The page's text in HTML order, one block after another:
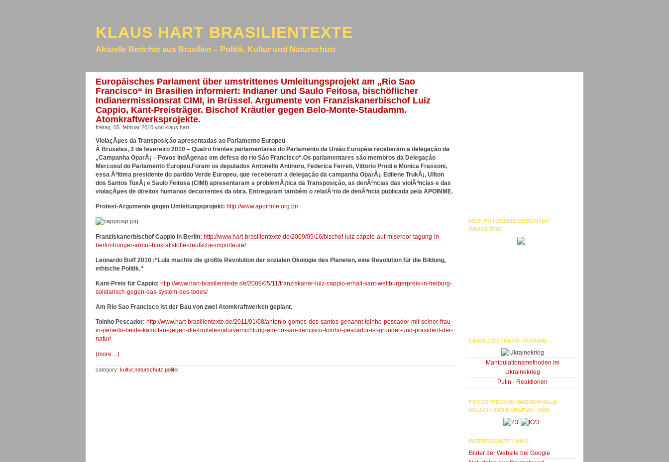
KLAUS HART BRASILIENTEXTE
Aktuelle Berichte aus Brasilien – Politik, Kultur und Naturschutz
Europäisches Parlament über umstrittenes Umleitungsprojekt am „Rio Sao
Francisco“ in Brasilien informiert: Indianer und Saulo Feitosa, bischöflicher
Indianermissionsrat CIMI, in Brüssel. Argumente von Franziskanerbischof Luiz
Cappio, Kant-Preisträger. Bischof Kräutler gegen Belo-Monte-Staudamm.
Atomkraftwerksprojekte.
freitag, 05. februar 2010 von klaus hart
ViolaçÃµes da Transposiçáo apresentadas ao Parlamento Europeu
Â Bruxelas, 3 de fevereiro 2010 – Quatro frentes parlamentares do Parlamento da Uniáo Européia receberam a delegaçáo da
„Campanha OparÃ¡ – Povos IndÃ­genas em defesa do rio Sáo Francisco“.Os parlamentares sáo membros da Delegaçáo
Mercosul do Parlamento Europeu.Foram os deputados Antonello Antinoro, Federica Ferreti, Vittorio Prodi e Monica Frassoni,
essa Ãºltima presidente do partido Verde Europeu, que receberam a delegaçáo da campanha OparÃ¡. Edilene TrukÃ¡, Uilton
dos Santos TuxÃ¡ e Saulo Feitosa (CIMI) apresentaram a problemÃ¡tica da Transposiçáo, as denÃºncias das violÃªncias e das
violaçÃµes de direitos humanos decorrentes da obra. Entregaram também o relatÃ³rio de denÃºncia publicada pela APOINME.
Protest-Argumente gegen Umleitungsprojekt: http://www.apoinme.org.br/
Franziskanerbischof Cappio in Berlin: http://www.hart-brasilientexte.de/2009/05/16/bischof-luiz-cappio-auf-misereor-tagung-in-
berlin-hunger-armut-biokraftstoffe-deutsche-importeure/
Leonardo Boff 2010 :“Lula machte die größte Revolution der sozialen Ökologie des Planeten, eine Revolution für die Bildung,
ethische Politik.“
Kant-Preis für Cappio: http://www.hart-brasilientexte.de/2009/05/11/franziskaner-luiz-cappio-erhalt-kant-weltburgerpreis-in-freiburg-
solidarisch-gegen-das-system-des-todes/
Am Rio Sao Francisco ist der Bau von zwei Atomkraftwerken geplant.
Toinho Pescador: http://www.hart-brasilientexte.de/2011/01/08/antonio-gomes-dos-santos-genannt-toinho-pescador-mit-seiner-frau-
in-penedo-beide-kampfen-gegen-die-brutale-naturvernichtung-am-rio-sao-francisco-toinho-pescador-ist-grunder-und-prasident-der-
natur/
(more…)
category: kultur,naturschutz politik
NEU: FOTOSERIE GESICHTER
BRASILIENS
LINKS ZUM THEMA UKRAINE
Manipulationsmethoden im
Ukrainekrieg
Putin - Reaktionen
FOTOSTRECKEN WASSERFÄLLE
IGUACU UND KARNEVAL 2008
'
INTERESSANTE LINKS
Bilder der Website bei Google